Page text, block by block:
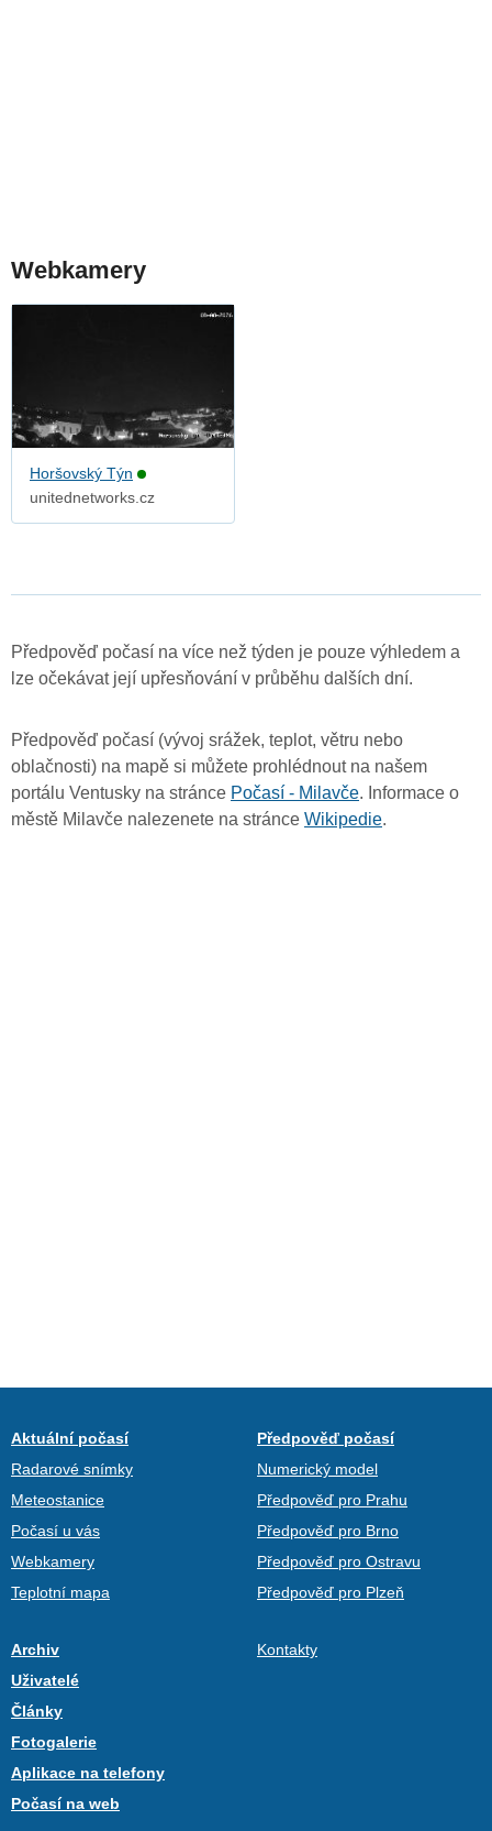
Webkamery
Horšovský Týn
unitednetworks.cz
Předpověď počasí na více než týden je pouze výhledem a
lze očekávat její upřesňování v průběhu dalších dní.
Předpověď počasí (vývoj srážek, teplot, větru nebo
oblačnosti) na mapě si můžete prohlédnout na našem
portálu Ventusky na stránce Počasí - Milavče. Informace o
městě Milavče nalezenete na stránce Wikipedie.
Aktuální počasí
Radarové snímky
Meteostanice
Počasí u vás
Webkamery
Teplotní mapa
Předpověď počasí
Numerický model
Předpověď pro Prahu
Předpověď pro Brno
Předpověď pro Ostravu
Předpověď pro Plzeň
Archiv
Uživatelé
Články
Fotogalerie
Aplikace na telefony
Počasí na web
Kontakty